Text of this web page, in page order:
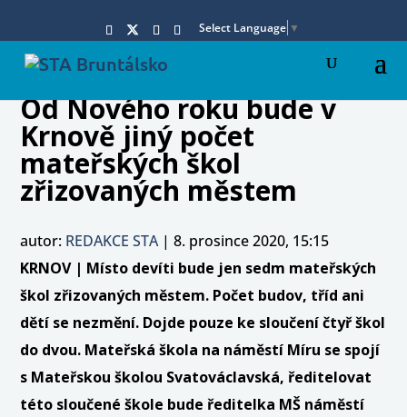
Select Language ▼
Od Nového roku bude v
Krnově jiný počet
mateřských škol
zřizovaných městem
autor: REDAKCE STA|8. prosince 2020, 15:15
KRNOV | Místo devíti bude jen sedm mateřských
škol zřizovaných městem. Počet budov, tříd ani
dětí se nezmění. Dojde pouze ke sloučení čtyř škol
do dvou. Mateřská škola na náměstí Míru se spojí
s Mateřskou školou Svatováclavská, ředitelovat
této sloučené škole bude ředitelka MŠ náměstí